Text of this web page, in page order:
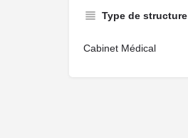
Type de structure
Cabinet Médical